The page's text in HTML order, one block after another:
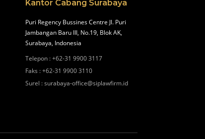
Kantor Cabang Surabaya
Puri Regency Bussines Centre Jl. Puri
Jambangan Baru III, No.19, Blok AK,
Surabaya, Indonesia
Telepon :+62-31 9900 3117
Faks :+62-31 9900 3110
Surel :surabaya-office@siplawfirm.id